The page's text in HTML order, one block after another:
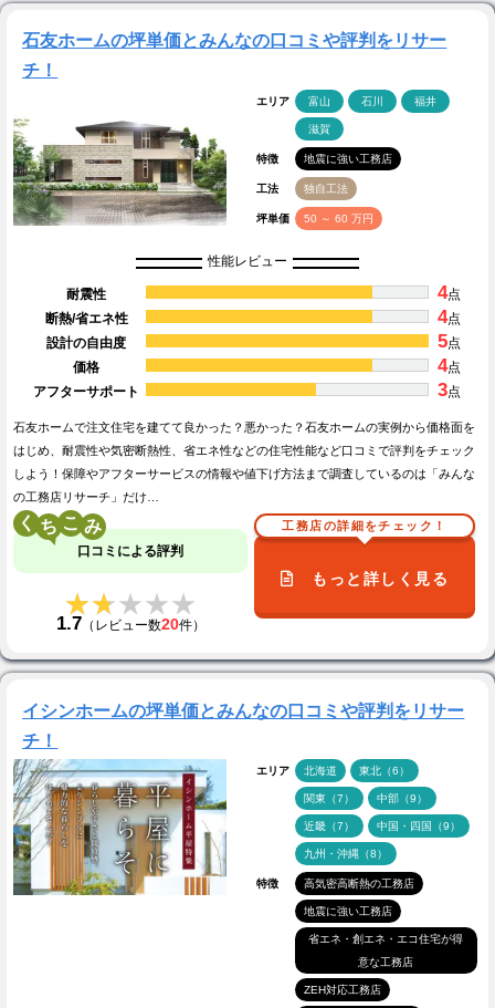
石友ホームの坪単価とみんなの口コミや評判をリサー
チ！
エリア 富山 石川 福井
滋賀
特徴 地震に強い工務店
工法 独自工法
坪単価 50 ～ 60 万円
性能レビュー
耐震性 4点
断熱/省エネ性
4点
設計の自由度
5点
価格
4点
アフターサポート
3点
石友ホームで注文住宅を建てて良かった？悪かった？石友ホームの実例から価格面を
はじめ、耐震性や気密断熱性、省エネ性などの住宅性能など口コミで評判をチェック
しよう！保障やアフターサービスの情報や値下げ方法まで調査しているのは「みんな
の工務店リサーチ」だけ…
く こ
口コミによる評判
★★★★★
★★★★★
1.7 （レビュー数20件）
工務店の詳細をチェック！
もっと詳しく見る
イシンホームの坪単価とみんなの口コミや評判をリサー
チ！
エリア 北海道 東北（6）
関東（7） 中部（9）
近畿（7） 中国・四国（9）
九州・沖縄（8）
特徴 高気密高断熱の工務店
地震に強い工務店
省エネ・創エネ・エコ住宅が得
意な工務店
ZEH対応工務店